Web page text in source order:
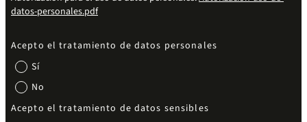
datos-personales.pdf
Acepto el tratamiento de datos personales
Sí
No
Acepto el tratamiento de datos sensibles